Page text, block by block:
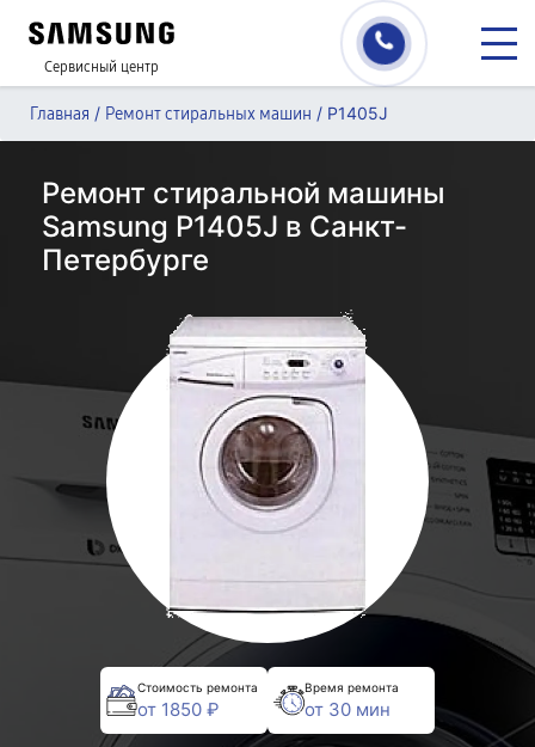
Сервисный центр
Главная / Ремонт стиральных машин / P1405J
Ремонт стиральной машины
Samsung P1405J в Санкт-
Петербурге
Стоимость ремонта
от 1850 ₽
Время ремонта
от 30 мин